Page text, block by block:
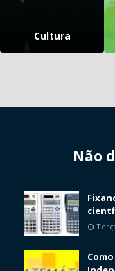
Cultura
Não